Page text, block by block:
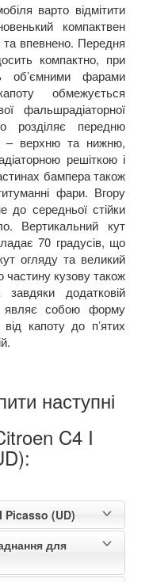
варто відмітити
компактвен
та впевнено. Передня
компактно, при
об’ємними фарами
обмежується
фальшрадіаторної
розділяє передню
– верхню та нижню,
решіткою і
бампера також
фари. Вгору
до середньої стійки
Вертикальний кут
70 градусів, що
огляду та великий
частину кузову також
завдяки додатковій
являє собою форму
капоту до п’ятих
наступні
C4 I
Picasso (UD)
для